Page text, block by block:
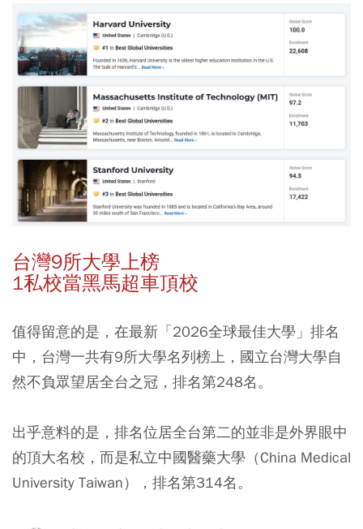
台灣9所大學上榜
1私校當黑馬超車頂校
值得留意的是，在最新「2026全球最佳大學」排名
中，台灣一共有9所大學名列榜上，國立台灣大學自
然不負眾望居全台之冠，排名第248名。
出乎意料的是，排名位居全台第二的並非是外界眼中
的頂大名校，而是私立中國醫藥大學（China Medical
University Taiwan），排名第314名。